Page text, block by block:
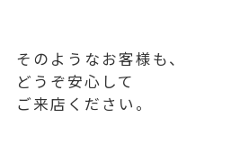
そのようなお客様も、
どうぞ安心して
ご来店ください。